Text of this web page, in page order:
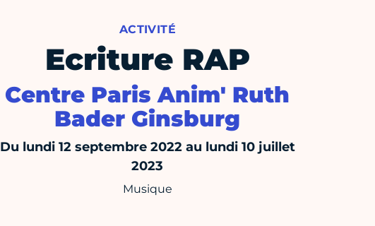
ACTIVITÉ
Ecriture RAP
Centre Paris Anim' Ruth
Bader Ginsburg
Du lundi 12 septembre 2022 au lundi 10 juillet
2023
Musique